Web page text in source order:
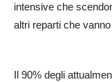
intensive che
altri reparti che
Il 90% degli